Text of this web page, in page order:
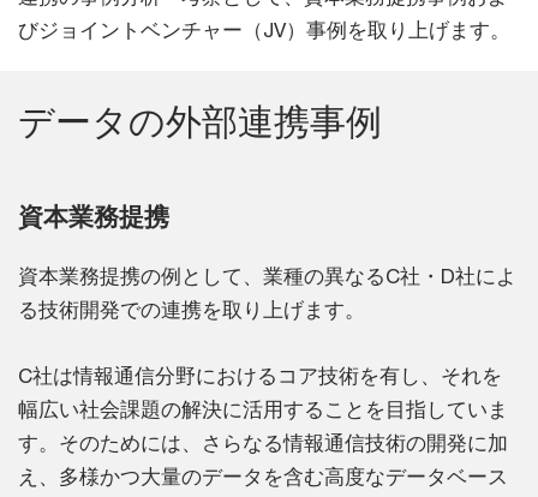
びジョイントベンチャー（JV）事例を取り上げます。
データの外部連携事例
資本業務提携
資本業務提携の例として、業種の異なるC社・D社によ
る技術開発での連携を取り上げます。
C社は情報通信分野におけるコア技術を有し、それを
幅広い社会課題の解決に活用することを目指していま
す。そのためには、さらなる情報通信技術の開発に加
え、多様かつ大量のデータを含む高度なデータベース